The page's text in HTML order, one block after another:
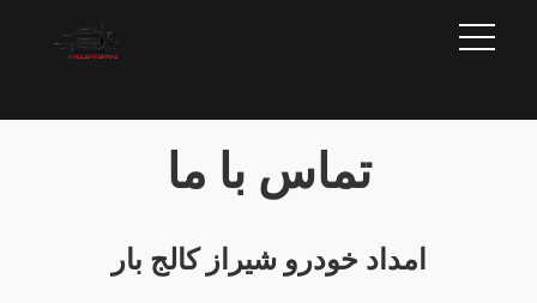
تماس با ما
امداد خودرو شیراز کالج بار